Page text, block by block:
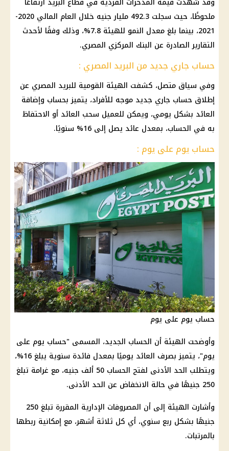
ملحوظًا، حيث سجلت 492.3 مليار جنيه خلال العام المالي 2020-
2021، بينما بلغ معدل النمو للهيئة 7.8%، وذلك وفقًا لأحدث
التقارير الصادرة عن البنك المركزي المصري.
حساب جاري جديد من البريد المصري :
وفي سياق متصل، كشفت الهيئة القومية للبريد المصري عن
إطلاق حساب جاري جديد موجه للأفراد، يتميز بحساب وإضافة
العائد بشكل يومي، ويمكن للعميل سحب العائد أو الاحتفاظ
به في الحساب، بمعدل عائد يصل إلى 16% سنويًا.
حساب يوم على يوم :
حساب يوم على يوم
وأوضحت الهيئة أن الحساب الجديد، المسمى "حساب يوم على
يوم"، يتميز بصرف العائد يوميًا بمعدل فائدة
سنوية يبلغ 16%،
ويتطلب الحد الأدنى لفتح الحساب 50 ألف جنيه، مع
غرامة تبلغ
250 جنيهًا في حالة الانخفاض عن الحد الأدنى.
وأشارت الهيئة إلى أن المصروفات الإدارية المقررة تبلغ 250
جنيهًا بشكل ربع سنوي، أي كل ثلاثة أشهر، مع إمكانية ربطها
بالمرتبات.